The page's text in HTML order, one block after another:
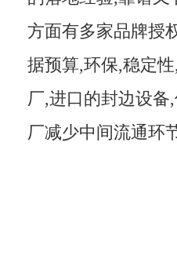
方面有多家品牌授
据预算,环保,稳定
厂,进口的封边设
厂减少中间流通环